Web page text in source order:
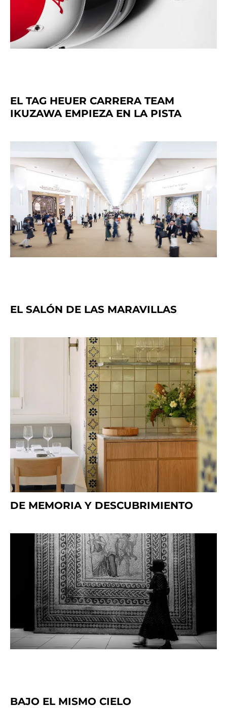
EL TAG HEUER CARRERA TEAM
IKUZAWA EMPIEZA EN LA PISTA
EL SALÓN DE LAS MARAVILLAS
DE MEMORIA Y DESCUBRIMIENTO
BAJO EL MISMO CIELO